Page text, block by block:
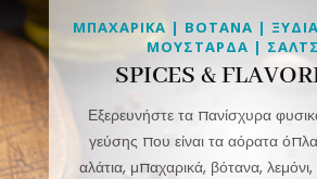
ΜΠΑΧΑΡΙΚΑ | ΒΟΤΑΝΑ |
ΜΟΥΣΤΑΡΔΑ |
SPICES &
Εξερευνήστε τα πανίσχυρα
γεύσης που είναι τα αόρατα
αλάτια, μπαχαρικά, βότανα,